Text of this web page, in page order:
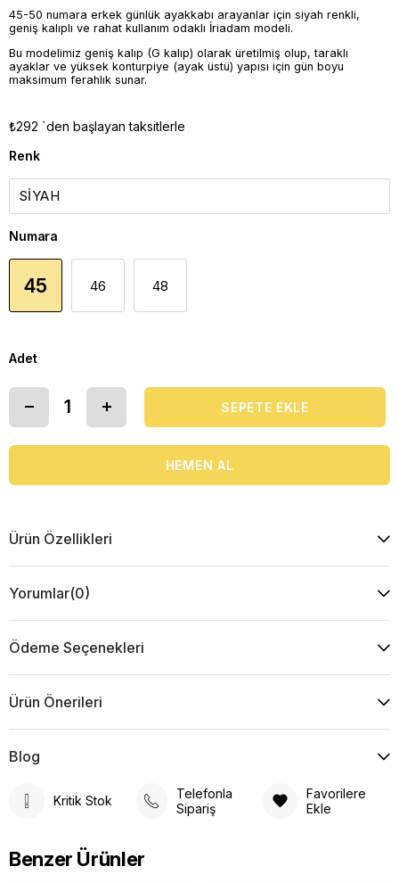
45-50 numara erkek günlük ayakkabı arayanlar için siyah renkli,
geniş kalıplı ve rahat kullanım odaklı İriadam modeli.
Bu modelimiz geniş kalıp (G kalıp) olarak üretilmiş olup, taraklı
ayaklar ve yüksek konturpiye (ayak üstü) yapısı için gün boyu
maksimum ferahlık sunar.
₺292 `den başlayan taksitlerle
Renk
Numara
45 46 48
Adet
Ürün Özellikleri
Yorumlar(0)
Ödeme Seçenekleri
Ürün Önerileri
Blog
Kritik Stok
Telefonla
Sipariş
Favorilere
Ekle
Benzer Ürünler